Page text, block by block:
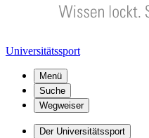
Universitätssport
Menü
Suche
Wegweiser
Der Universitätssport